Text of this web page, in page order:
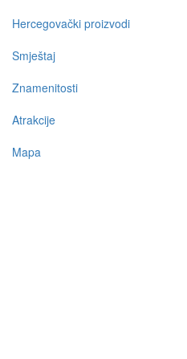
Hercegovački proizvodi
Smještaj
Znamenitosti
Atrakcije
Mapa